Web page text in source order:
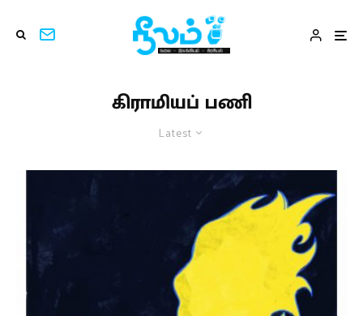
கிராமியப் பணி
Latest